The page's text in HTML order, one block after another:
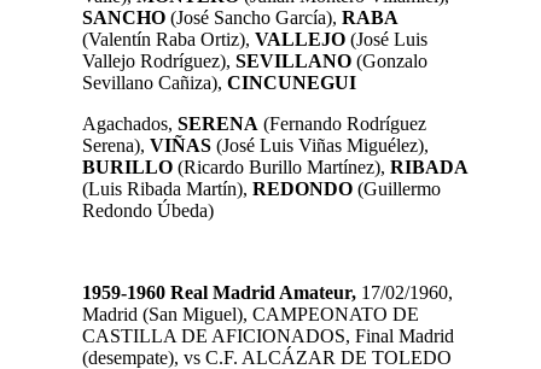
SANCHO (José Sancho García), RABA
(Valentín Raba Ortiz), VALLEJO (José Luis
Vallejo Rodríguez), SEVILLANO (Gonzalo
Sevillano Cañiza), CINCUNEGUI
Agachados, SERENA (Fernando Rodríguez
Serena), VIÑAS (José Luis Viñas Miguélez),
BURILLO (Ricardo Burillo Martínez), RIBADA
(Luis Ribada Martín), REDONDO (Guillermo
Redondo Úbeda)
1959-1960 Real Madrid Amateur, 17/02/1960,
Madrid (San Miguel), CAMPEONATO DE
CASTILLA DE AFICIONADOS, Final Madrid
(desempate), vs C.F. ALCÁZAR DE TOLEDO